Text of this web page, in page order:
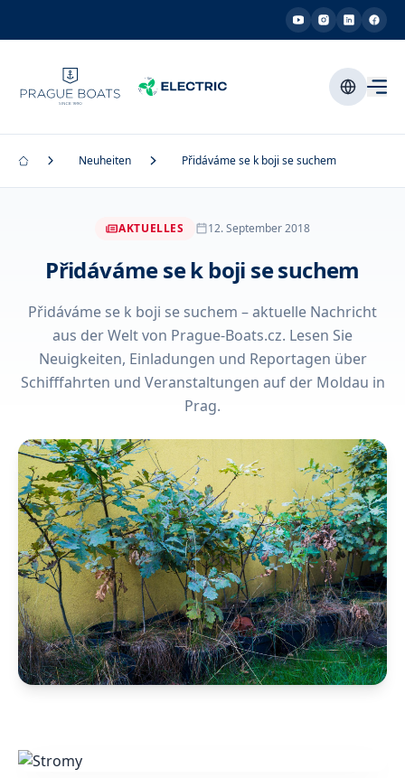
Neuheiten Přidáváme se k boji se suchem
AKTUELLES 12. September 2018
Přidáváme se k boji se suchem
Přidáváme se k boji se suchem – aktuelle Nachricht
aus der Welt von Prague-Boats.cz. Lesen Sie
Neuigkeiten, Einladungen und Reportagen über
Schifffahrten und Veranstaltungen auf der Moldau in
Prag.